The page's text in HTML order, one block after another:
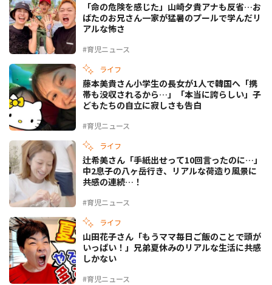
#育児ニュース
「命の危険を感じた」山崎夕貴アナも反省…お
ばたのお兄さん一家が猛暑のプールで学んだリ
アルな怖さ
ライフ
#育児ニュース
藤本美貴さん小学生の長女が1人で韓国へ「携
帯も没収されるから…」「本当に誇らしい」子
どもたちの自立に寂しさも告白
ライフ
#育児ニュース
辻希美さん「手紙出せって10回言ったのに…」
中2息子の八ヶ岳行き、リアルな荷造り風景に
共感の連続…！
ライフ
#育児ニュース
山田花子さん「もうママ毎日ご飯のことで頭が
いっぱい！」兄弟夏休みのリアルな生活に共感
しかない